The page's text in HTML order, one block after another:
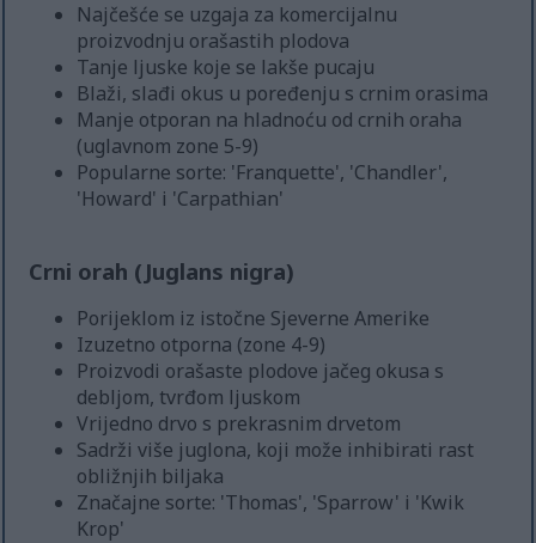
Najčešće se uzgaja za komercijalnu
proizvodnju orašastih plodova
Tanje ljuske koje se lakše pucaju
Blaži, slađi okus u poređenju s crnim orasima
Manje otporan na hladnoću od crnih oraha
(uglavnom zone 5-9)
Popularne sorte: 'Franquette', 'Chandler',
'Howard' i 'Carpathian'
Crni orah (Juglans nigra)
Porijeklom iz istočne Sjeverne Amerike
Izuzetno otporna (zone 4-9)
Proizvodi orašaste plodove jačeg okusa s
debljom, tvrđom ljuskom
Vrijedno drvo s prekrasnim drvetom
Sadrži više juglona, koji može inhibirati rast
obližnjih biljaka
Značajne sorte: 'Thomas', 'Sparrow' i 'Kwik
Krop'